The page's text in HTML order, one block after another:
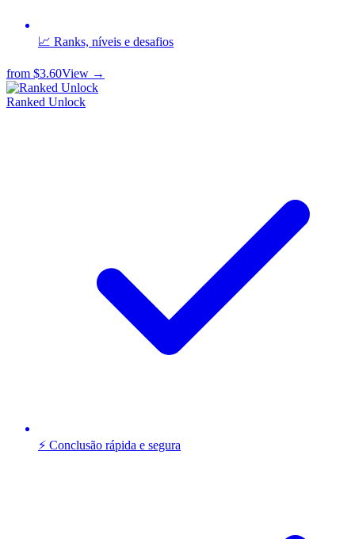
📈 Ranks, níveis e desafios
from $3.60View →
Ranked Unlock
⚡ Conclusão rápida e segura